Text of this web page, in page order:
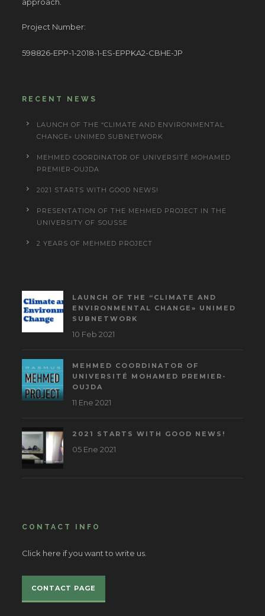
Project Number:
598826-EPP-1-2018-1-ES-EPPKA2-CBHE-JP
RECENT NEWS
LAUNCH OF THE “CLIMATE AND ENVIRONMENTAL
CHANGE» UNIMED SUBNETWORK
MEHMED COORDINATOR OF UNIVERSITÉ MOHAMED
PREMIER-OUJDA
2021 STARTS WITH GOOD NEWS!
PRESENTATION OF THE MEHMED PROJECT IN THE
UNIVERSITY OF SOUSSE
2 YEARS OF MEHMED PROJECT
LAUNCH OF THE “CLIMATE AND
ENVIRONMENTAL CHANGE» UNIMED
SUBNETWORK
10 Feb 2021
MEHMED COORDINATOR OF
UNIVERSITÉ MOHAMED PREMIER-
OUJDA
11 Ene 2021
2021 STARTS WITH GOOD NEWS!
05 Ene 2021
CONTACT INFO
Click here if you want to write us.
CONTACT PAGE